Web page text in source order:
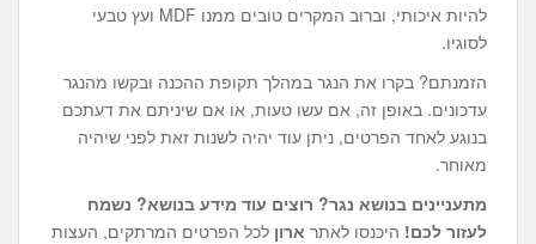
להיות איכותי, וברוב המקרים טובים ממנו MDF ועץ טבעי
לסוגיו.
הזמנתם? בקרו את הנגר במהלך תקופת ההכנה ובקשו מהנגר
עדכונים. באופן זה, אם עשו טעות, או אם שיניתם את דעתכם
בנוגע לאחד הפרטים, ניתן עוד יהיה לשנות זאת לפני שיהיה
מאוחר.
מתעניינים בנושא נגר? רוצים עוד מידע בנושא? נשמח
לעזור לכם! היכנסו לאתר ארון לכל הפרטים המרתקים, העצות